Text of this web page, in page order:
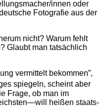
innen oder
Fotografie aus der
nicht? Warum fehlt
Glaubt man tatsächlich
vermittelt bekommen”,
spiegeln, scheint aber
Frage, ob man im
heißen staats-